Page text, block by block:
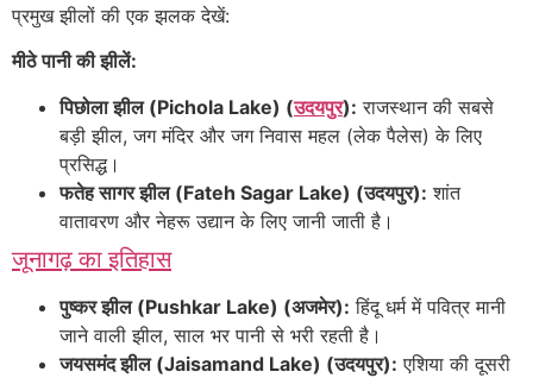
प्रमुख झीलों की एक झलक देखें:
मीठे पानी की झीलें:
पिछोला झील (Pichola Lake) (उदयपुर): राजस्थान की सबसे
बड़ी झील, जग मंदिर और जग निवास महल (लेक पैलेस) के लिए
प्रसिद्ध।
फतेह सागर झील (Fateh Sagar Lake) (उदयपुर): शांत
वातावरण और नेहरू उद्यान के लिए जानी जाती है।
जूनागढ़ का इतिहास
पुष्कर झील (Pushkar Lake) (अजमेर): हिंदू धर्म में पवित्र मानी
जाने वाली झील, साल भर पानी से भरी रहती है।
जयसमंद झील (Jaisamand Lake) (उदयपुर): एशिया की दूसरी